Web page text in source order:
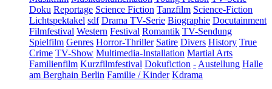
Doku Reportage Science Fiction Tanzfilm Science-Fiction
Lichtspektakel sdf Drama TV-Serie Biographie Docutainment
Filmfestival Western Festival Romantik TV-Sendung
Spielfilm Genres Horror-Thriller Satire Divers History True
Crime TV-Show Multimedia-Installation Martial Arts
Familienfilm Kurzfilmfestival Dokufiction - Austellung Halle
am Berghain Berlin Familie / Kinder Kdrama